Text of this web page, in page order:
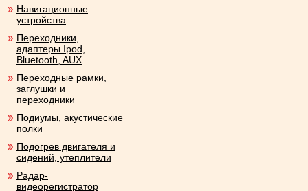
Навигационные
устройства
Переходники,
адаптеры Ipod,
Bluetooth, AUX
Переходные рамки,
заглушки и
переходники
Подиумы, акустические
полки
Подогрев двигателя и
сидений, утеплители
Радар-
видеорегистратор